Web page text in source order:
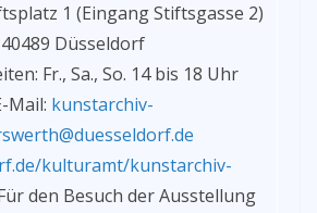
1 (Eingang Stiftsgasse 2)
40489 Düsseldorf
Fr., Sa., So. 14 bis 18 Uhr
Mail: kunstarchiv-
kulturamt/kunstarchiv-
den Besuch der Ausstellung